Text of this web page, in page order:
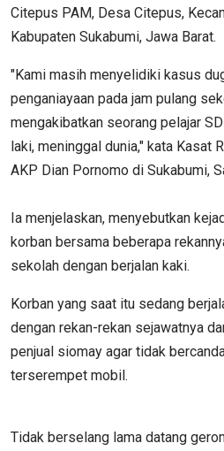
Citepus PAM, Desa Citepus,
Kabupaten Sukabumi, Jawa Barat.
"Kami masih menyelidiki kasus
penganiayaan pada jam pulang
mengakibatkan seorang pelajar
laki, meninggal dunia," kata Kasat
AKP Dian Pornomo di Sukabumi,
Ia menjelaskan, menyebutkan
korban bersama beberapa
sekolah dengan berjalan kaki.
Korban yang saat itu sedang
dengan rekan-rekan sejawatnya
penjual siomay agar tidak
terserempet mobil.
Tidak berselang lama datang